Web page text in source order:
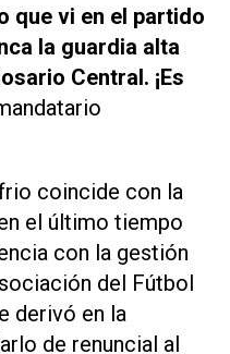
que vi en el partido
la guardia alta
Central. ¡Es
coincide con la
el último tiempo
con la gestión
del Fútbol
derivó en la
de renuncial al